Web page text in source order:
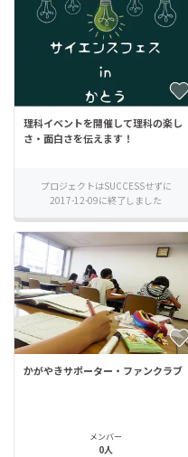
理科イベントを開催して理科の楽し
さ・面白さを伝えます！
プロジェクトはSUCCESSせずに
2017-12-09に終了しました
かがやきサポーター・ファンクラブ
メンバー
0人